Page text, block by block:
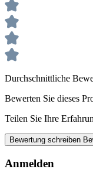
Durchschnittliche
Bewerten Sie dieses
Teilen Sie Ihre
Bewertung schreiben
Anmelden